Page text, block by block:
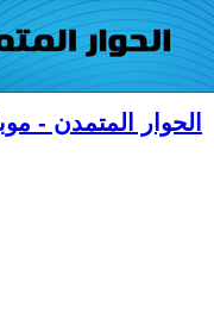
الحوار المتمدن -